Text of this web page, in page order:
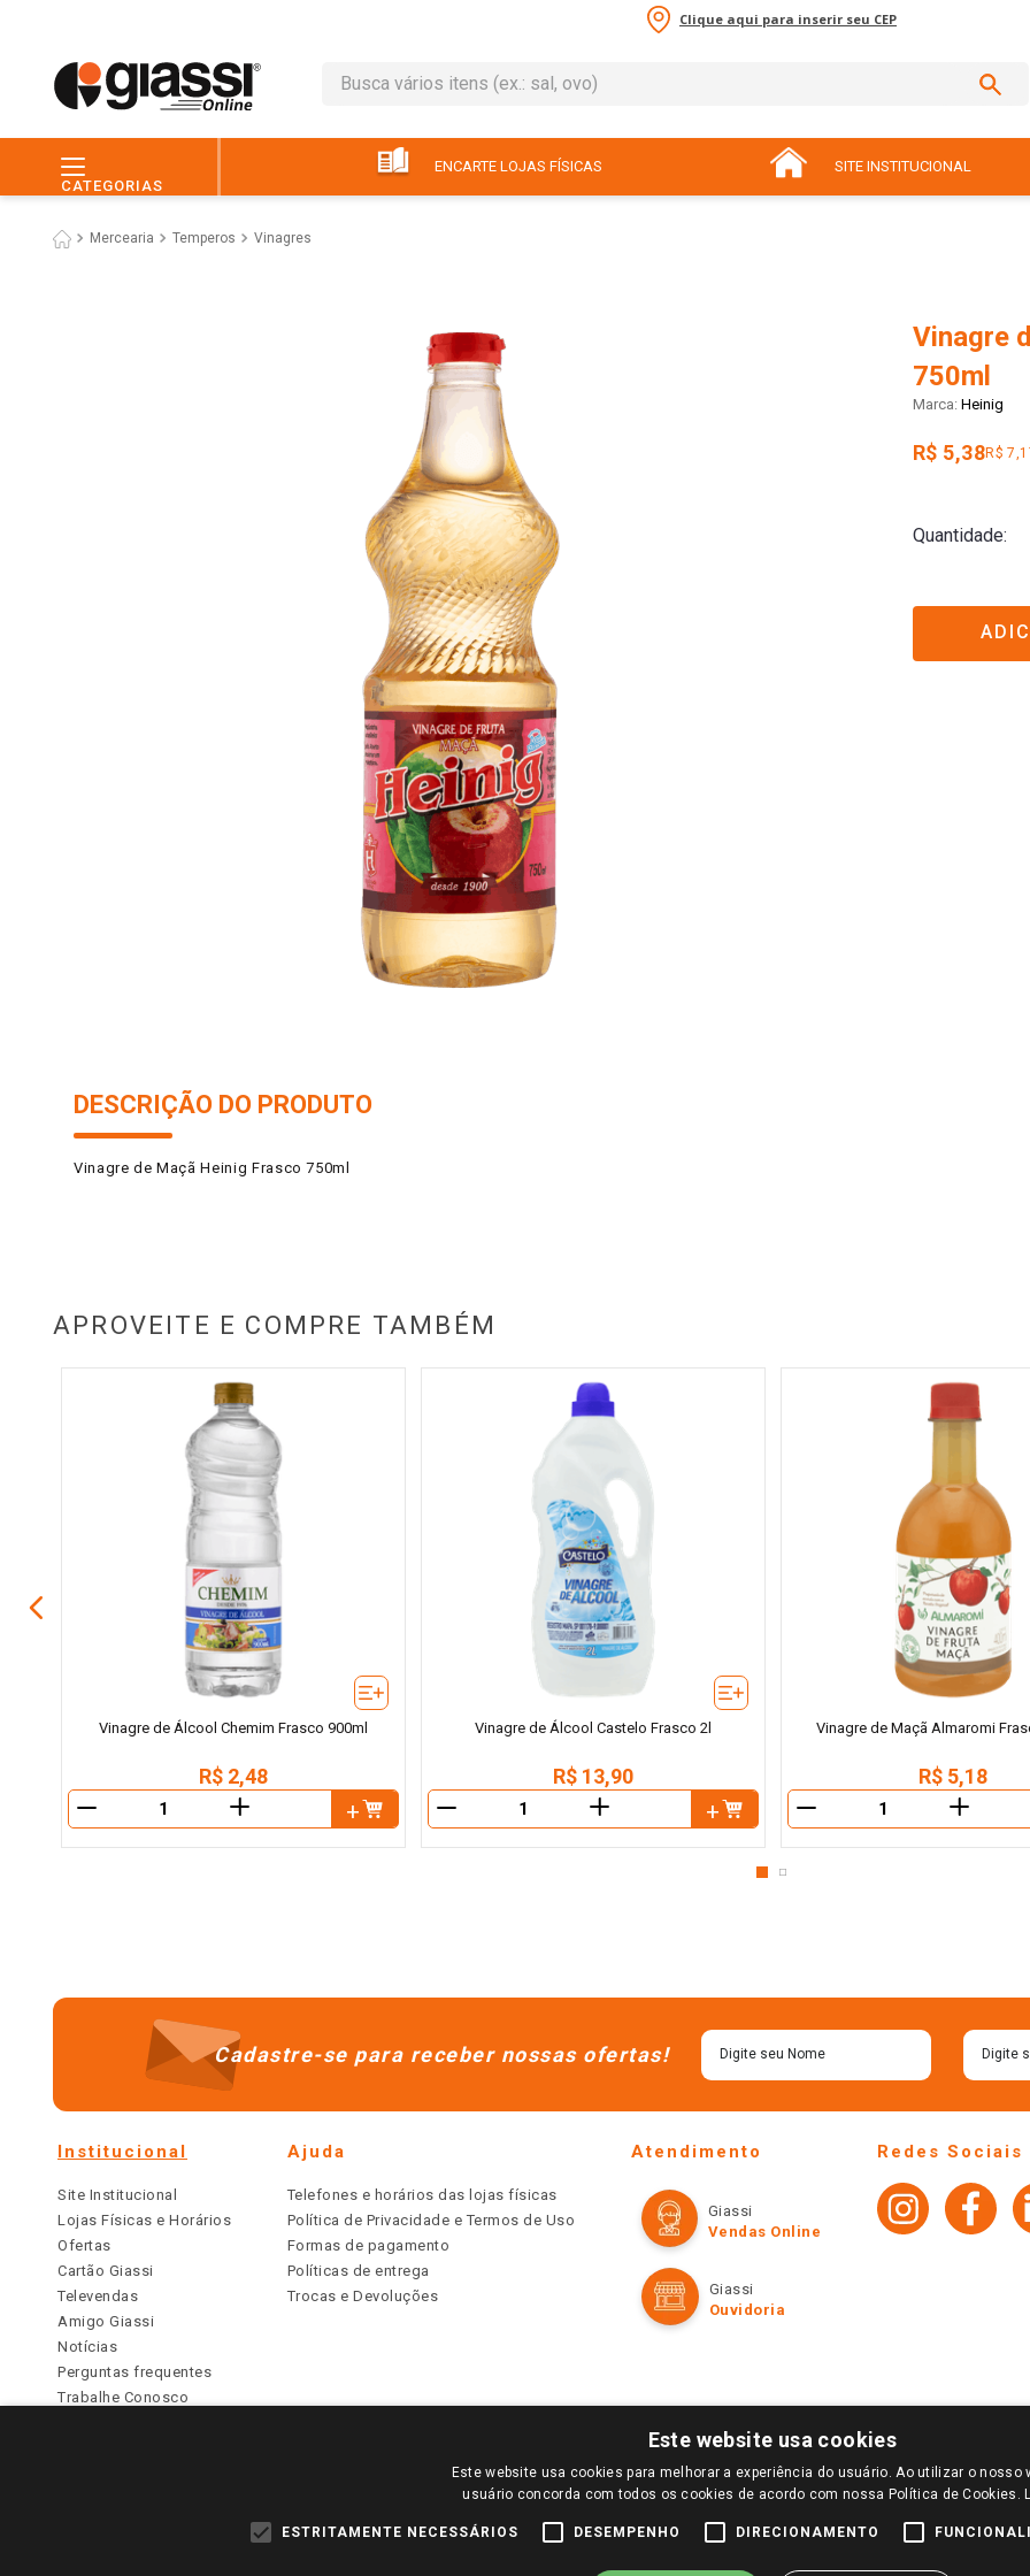
Clique aqui para inserir seu CEP
Busca vários itens (ex.: sal, ovo)
CATEGORIAS
ENCARTE LOJAS FÍSICAS SITE INSTITUCIONAL
Mercearia Temperos Vinagres
Vinagre
750ml
Heinig
R$ 5,38R$
Quantidade
DESCRIÇÃO DO PRODUTO
Vinagre de Maçã Heinig Frasco 750ml
APROVEITE E COMPRE TAMBÉM
Vinagre de Álcool Chemim Frasco 900ml
R$ 2,48
＋
Vinagre de Álcool Castelo Frasco 2l
R$ 13,90
＋
Vinagre de Maçã Almaromi
R$ 5,18
＋
Cadastre-se para receber nossas ofertas!
Institucional
Site Institucional
Lojas Físicas e Horários
Ofertas
Cartão Giassi
Televendas
Amigo Giassi
Notícias
Perguntas frequentes
Trabalhe Conosco
Ajuda
Telefones e horários das lojas físicas
Política de Privacidade e Termos de Uso
Formas de pagamento
Políticas de entrega
Trocas e Devoluções
Atendimento
Giassi
Vendas Online
Giassi
Ouvidoria
Redes Sociais
PARA VER OS PREÇOS DA SUA REGIÃO, FAÇA LOGIN E SELECIONE A LOJA DE SUA PREFERÊNCIA. SOMENTE APÓS O LOGIN, OS
TODOS OS PREÇOS E CONDIÇÕES COMERCIAIS DESTE SITE SÃO VÁLIDOS APENAS PARA COMPRAS REALIZADAS NO GIASSI.COM.BR E NA LOJA
DE BUSCAS.
Este website usa cookies
Este website usa cookies para melhorar a experiência do usuário. Ao utilizar o nosso
usuário concorda com todos os cookies de acordo com nossa Política de Cookies.
ESTRITAMENTE NECESSÁRIOS DESEMPENHO DIRECIONAMENTO
leite
chocolate
iogurte
macarrão
º arroz